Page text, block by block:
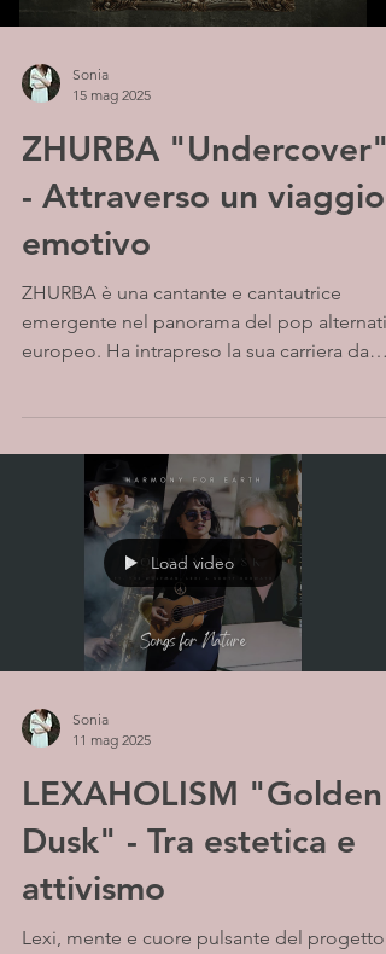
Sonia
15 mag 2025
ZHURBA "Undercover"
- Attraverso un viaggio
emotivo
ZHURBA è una cantante e cantautrice
emergente nel panorama del pop
europeo. Ha intrapreso la sua carriera da
Load video
Sonia
11 mag 2025
LEXAHOLISM "Golden
Dusk" - Tra estetica e
attivismo
Lexi, mente e cuore pulsante del progetto